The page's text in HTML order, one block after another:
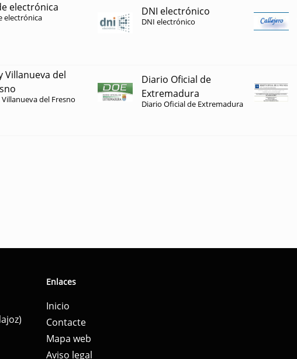
electrónica
electrónica DNI electrónico
DNI electrónico
Villanueva del
del Fresno
Diario Oficial de
Extremadura
Diario Oficial de Extremadura
Enlaces
Inicio
Contacte
Mapa web
Aviso legal